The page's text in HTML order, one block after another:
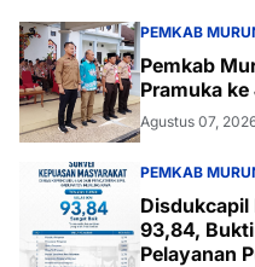
PEMKAB
Pemkab
Pramuka
Agustus 07,
PEMKAB
Disdukcapil
93,84,
Pelayanan